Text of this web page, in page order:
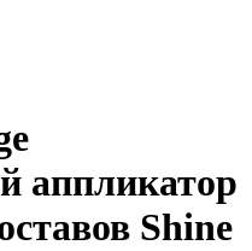
аппликатор
Shine